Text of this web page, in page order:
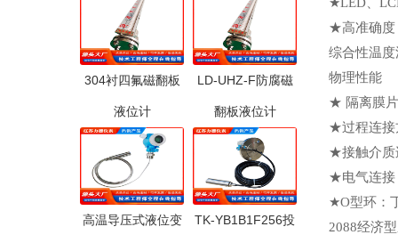
304衬四氟磁翻板
液位计
LD-UHZ-F防腐磁
翻板液位计
高温导压式液位变 TK-YB1B1F256投
★高准确度
综合性温
物理性能
★ 隔离
★过程连接
★接触
★电气连接
★O型环：
2088经济